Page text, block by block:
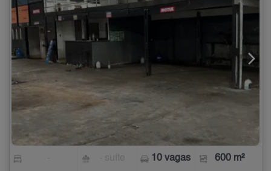
10 vagas 600 m²